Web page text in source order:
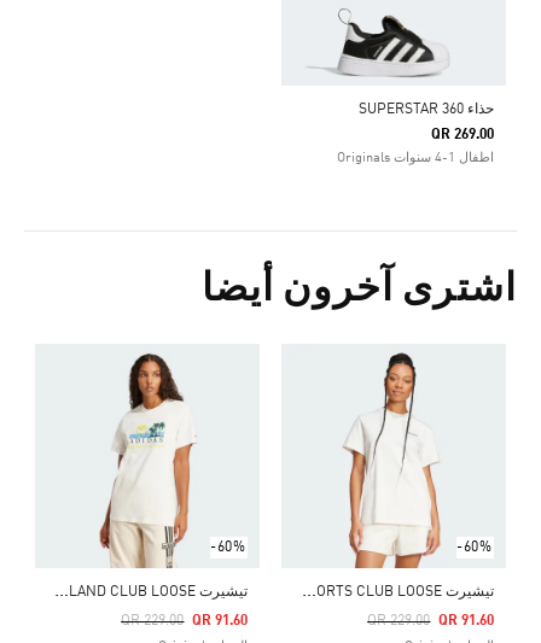
حذاء SUPERSTAR 360
QR 269.00
اطفال 1-4 سنوات Originals
اشترى آخرون أيضا
-60%
ت
يشيرت TREFOIL SERIES SPORTS CLUB LOOSE
Price Reduced From
QR 229.00
To QR 91.60
-60%
ت
يشيرت TREFOIL SERIES ISLAND CLUB LOOSE
Price Reduced From
QR 229.00
To QR 91.60
Price Reduced From